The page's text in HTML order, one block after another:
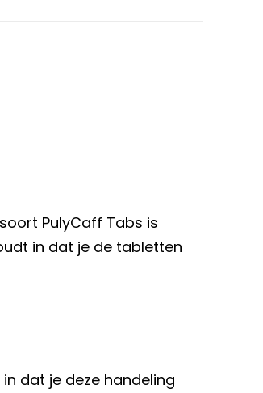
PulyCaff Tabs is
in dat je de tabletten
dat je deze handeling